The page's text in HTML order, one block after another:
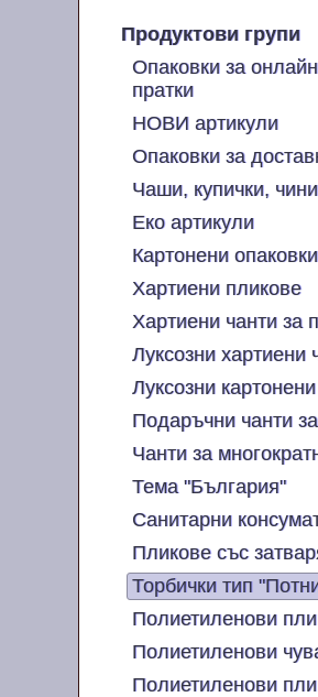
Продуктови групи
Опаковки за
пратки
НОВИ артикули
Опаковки за
Чаши, купички,
Еко артикули
Картонени опаковки
Хартиени пликове
Хартиени чанти за
Луксозни хартиени
Луксозни
Подаръчни чанти
Чанти за
Тема "България"
Санитарни
Пликове със
Торбички тип
Полиетиленови
Полиетиленови
Полиетиленови